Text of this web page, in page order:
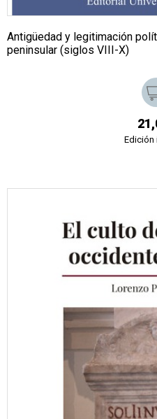
Antigüedad y legitimación
peninsular (siglos VIII-X)
Edición